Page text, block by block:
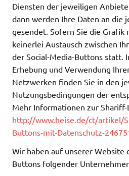
Diensten der jeweiligen
dann werden Ihre Daten an die
gesendet. Sofern Sie die Grafik
keinerlei Austausch zwischen
der Social-Media-Buttons statt.
Erhebung und Verwendung
Netzwerken finden Sie in den
Nutzungsbedingungen der
Mehr Informationen zur
http://www.heise.de/ct/artikel/
Buttons-mit-Datenschutz-
Wir haben auf unserer Website
Buttons folgender